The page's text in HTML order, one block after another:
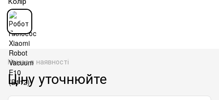
Немає в наявності
Ціну уточнюйте